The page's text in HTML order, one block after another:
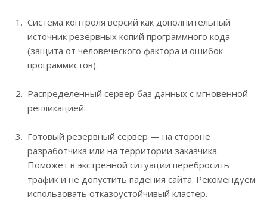
Система контроля версий как дополнительный
источник резервных копий программного кода
(защита от человеческого фактора и ошибок
программистов).
Распределенный сервер баз данных с мгновенной
репликацией.
Готовый резервный сервер — на стороне
разработчика или на территории заказчика.
Поможет в экстренной ситуации перебросить
трафик и не допустить падения сайта. Рекомендуем
использовать отказоустойчивый кластер.